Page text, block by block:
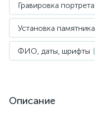
Гравировка портрета
Установка памятника
ФИО, даты, шрифты
Описание